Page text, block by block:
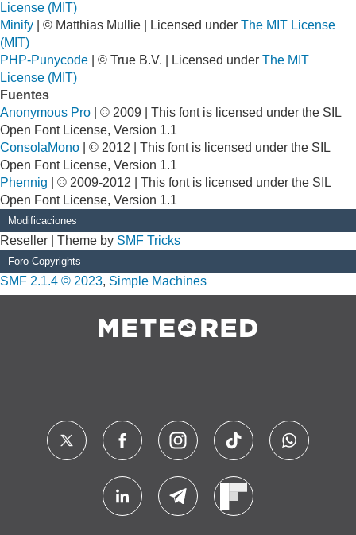
License (MIT)
Minify | © Matthias Mullie | Licensed under The MIT License
(MIT)
PHP-Punycode | © True B.V. | Licensed under The MIT
License (MIT)
Fuentes
Anonymous Pro | © 2009 | This font is licensed under the SIL
Open Font License, Version 1.1
ConsolaMono | © 2012 | This font is licensed under the SIL
Open Font License, Version 1.1
Phennig | © 2009-2012 | This font is licensed under the SIL
Open Font License, Version 1.1
Modificaciones
Reseller | Theme by SMF Tricks
Foro Copyrights
SMF 2.1.4 © 2023, Simple Machines